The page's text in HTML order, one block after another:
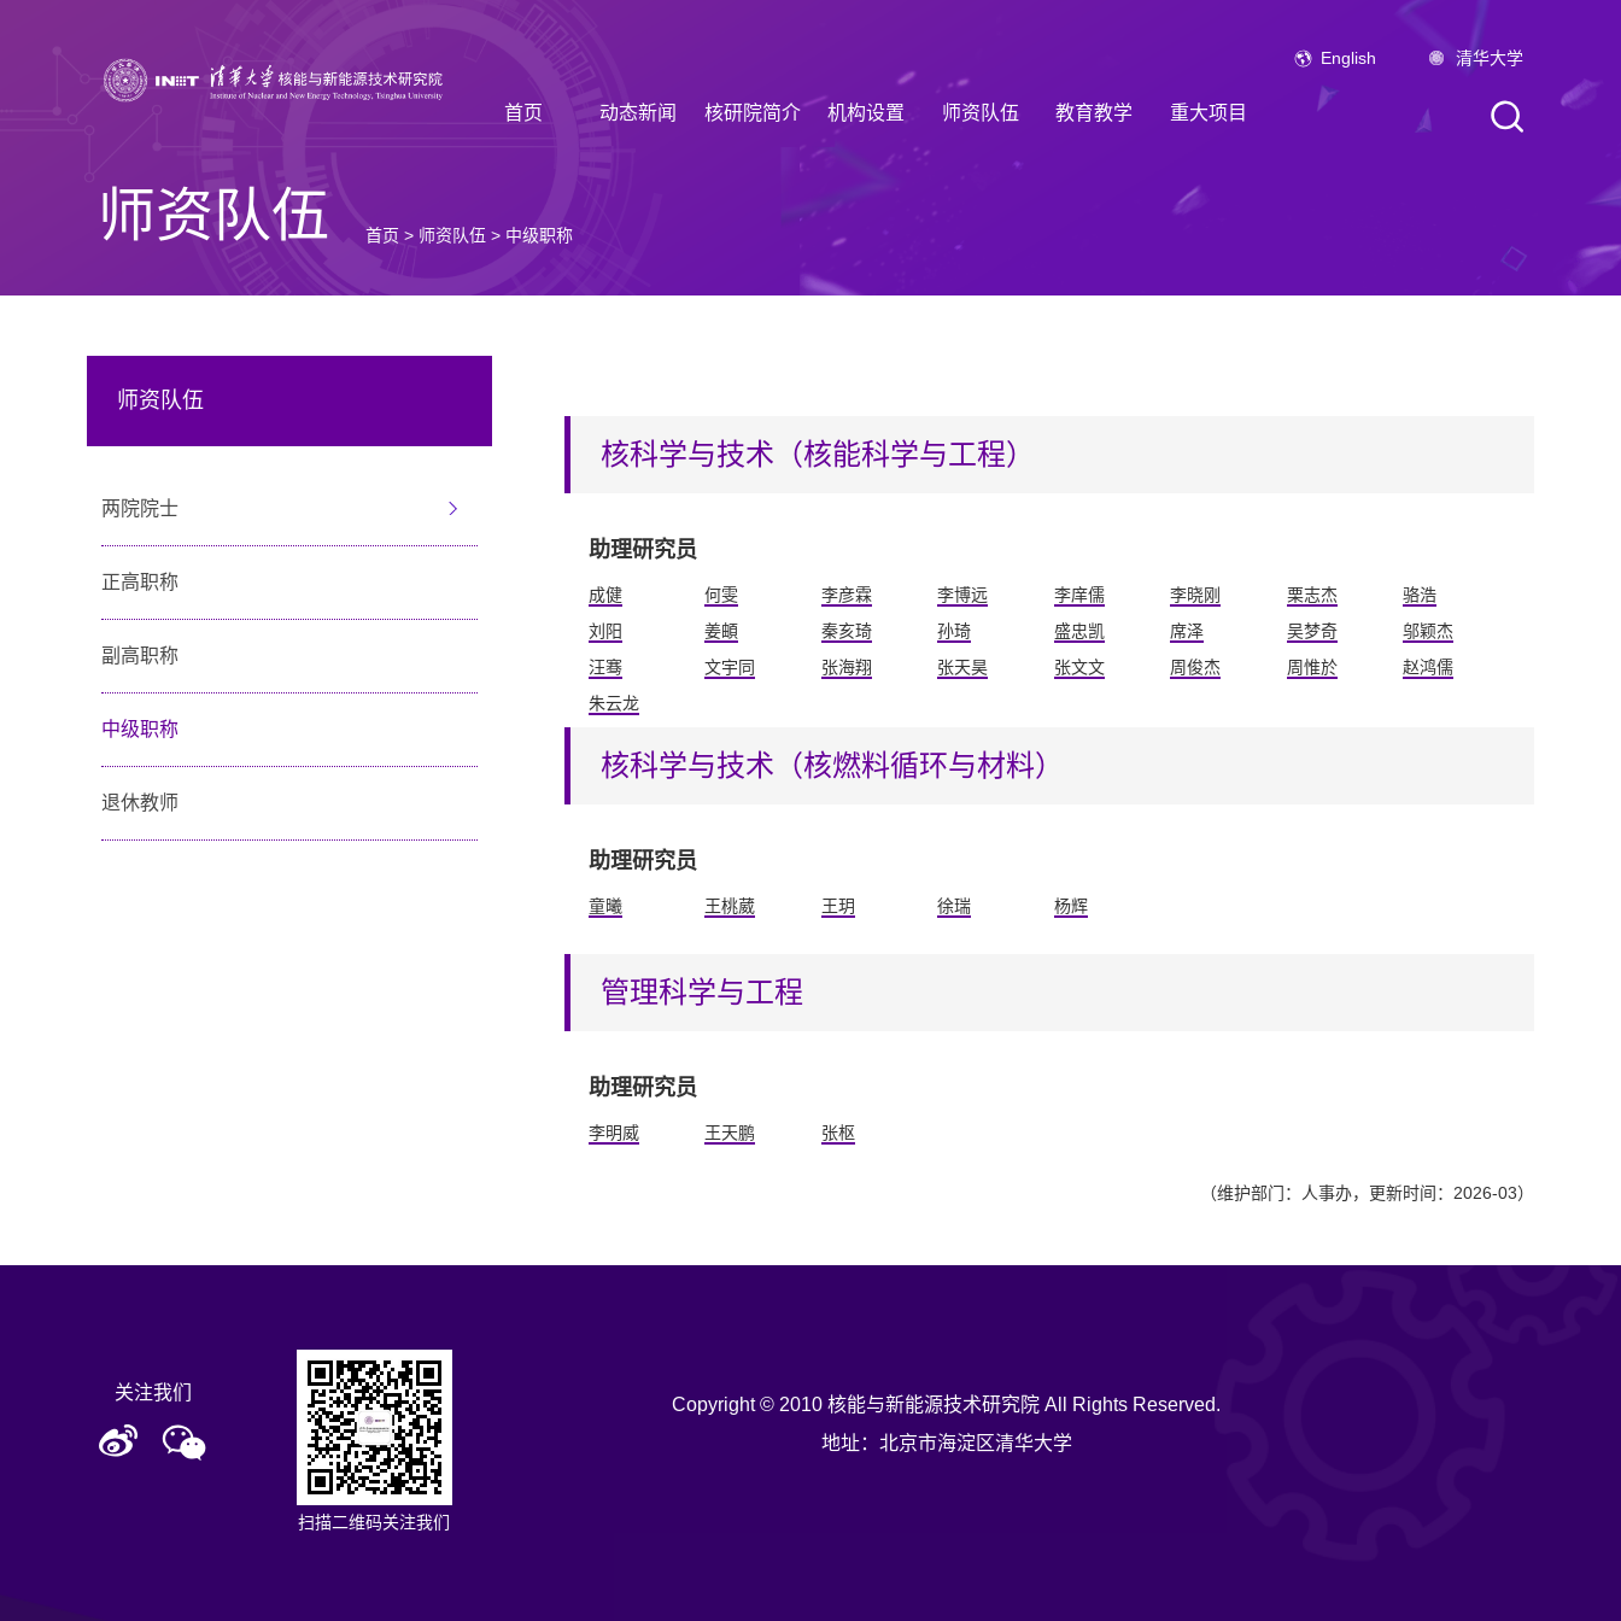
English 清华大学
首页 动态新闻 核研院简介 机构设置 师资队伍 教育教学 重大项目
师资队伍 首页 > 师资队伍 > 中级职称
师资队伍
两院院士
正高职称
副高职称
中级职称
退休教师
核科学与技术（核能科学与工程）
助理研究员
成健 何雯 李彦霖 李博远 李庠儒 李晓刚 栗志杰
骆浩
刘阳
姜頔 秦亥琦 孙琦 盛忠凯 席泽 吴梦奇
邬颖杰
汪骞
文宇同 张海翔 张天昊 张文文 周俊杰 周惟於
赵鸿儒
朱云龙
核科学与技术（核燃料循环与材料）
助理研究员
童曦 王桃葳 王玥 徐瑞 杨辉
管理科学与工程
助理研究员
李明威 王天鹏 张枢
（维护部门：人事办，更新时间：2026-03）
关注我们
扫描二维码关注我们
Copyright © 2010 核能与新能源技术研究院 All Rights Reserved.
地址：北京市海淀区清华大学